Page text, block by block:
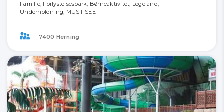
Familie, Forlystelsespark, Børneaktivitet, Legeland,
Underholdning, MUST SEE
7400 Herning